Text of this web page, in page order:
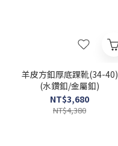
羊皮方釦厚底踝靴(34-40)
(水鑽釦/金屬釦)
NT$3,680
NT$4,380